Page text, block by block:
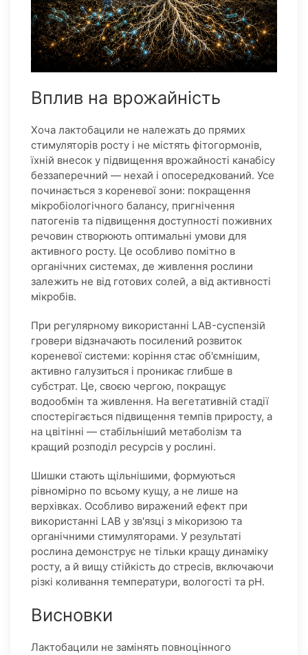
Вплив на врожайність
Хоча лактобацили не належать до прямих
стимуляторів росту і не містять фітогормонів,
їхній внесок у підвищення врожайності канабісу
беззаперечний — нехай і опосередкований. Усе
починається з кореневої зони: покращення
мікробіологічного балансу, пригнічення
патогенів та підвищення доступності поживних
речовин створюють оптимальні умови для
активного росту. Це особливо помітно в
органічних системах, де живлення рослини
залежить не від готових солей, а від активності
мікробів.
При регулярному використанні LAB-суспензій
гровери відзначають посилений розвиток
кореневої системи: коріння стає об'ємнішим,
активно галузиться і проникає глибше в
субстрат. Це, своєю чергою, покращує
водообмін та живлення. На вегетативній стадії
спостерігається підвищення темпів приросту, а
на цвітінні — стабільніший метаболізм та
кращий розподіл ресурсів у рослині.
Шишки стають щільнішими, формуються
рівномірно по всьому кущу, а не лише на
верхівках. Особливо виражений ефект при
використанні LAB у зв'язці з мікоризою та
органічними стимуляторами. У результаті
рослина демонструє не тільки кращу динаміку
росту, а й вищу стійкість до стресів, включаючи
різкі коливання температури, вологості та pH.
Висновки
Лактобацили не замінять повноцінного